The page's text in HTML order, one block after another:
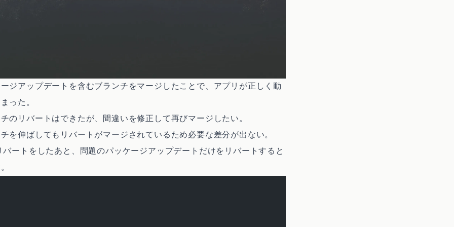
ジアップデートを含むブランチをマージしたことで、アプリが正しく動
った。
のリバートはできたが、間違いを修正して再びマージしたい。
を伸ばしてもリバートがマージされているため必要な差分が出ない。
バートをしたあと、問題のパッケージアップデートだけをリバートすると